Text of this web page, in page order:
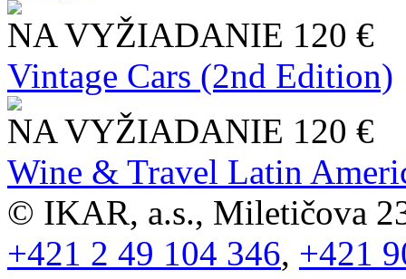
NA VYŽIADANIE 120 €
Vintage Cars (2nd Edition)
NA VYŽIADANIE 120 €
Wine & Travel Latin
© IKAR, a.s., Miletičova
+421 2 49 104 346, +421